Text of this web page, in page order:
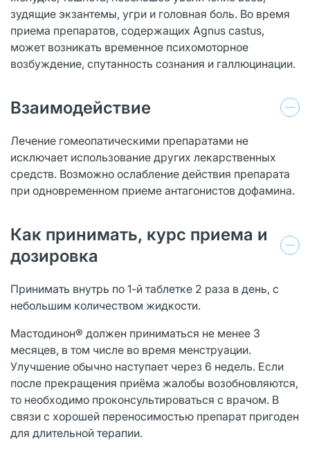
зудящие экзантемы, угри и головная боль. Во время
приема препаратов, содержащих Agnus castus,
может возникать временное психомоторное
возбуждение, спутанность сознания и галлюцинации.
Взаимодействие
Лечение гомеопатическими препаратами не
исключает использование других лекарственных
средств. Возможно ослабление действия препарата
при одновременном приеме антагонистов дофамина.
Как принимать, курс приема и
дозировка
Принимать внутрь по 1-й таблетке 2 раза в день, с
небольшим количеством жидкости.
Мастодинон® должен приниматься не менее 3
месяцев, в том числе во время менструации.
Улучшение обычно наступает через 6 недель. Если
после прекращения приёма жалобы возобновляются,
то необходимо проконсультироваться с врачом. В
связи с хорошей переносимостью препарат пригоден
для длительной терапии.